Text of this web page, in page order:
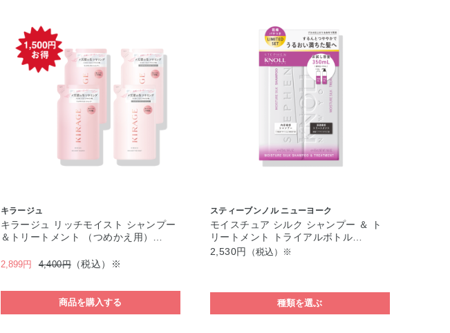
キラージュ
キラージュ リッチモイスト シャンプー
＆トリートメント （つめかえ用）…
2,899円 4,400円 （税込）※
商品を購入する
スティーブンノル ニューヨーク
モイスチュア シルク シャンプー ＆ ト
リートメント トライアルボトル…
2,530円
（税込）※
種類を選ぶ